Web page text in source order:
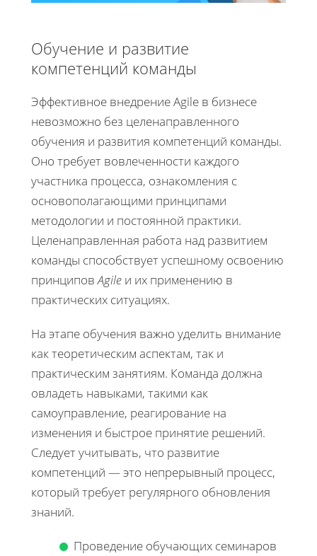
Обучение и развитие
компетенций команды
Эффективное внедрение Agile в бизнесе
невозможно без целенаправленного
обучения и развития компетенций команды.
Оно требует вовлеченности каждого
участника процесса, ознакомления с
основополагающими принципами
методологии и постоянной практики.
Целенаправленная работа над развитием
команды способствует успешному освоению
принциповAgile и их применению в
практических ситуациях.
На этапе обучения важно уделить внимание
как теоретическим аспектам, так и
практическим занятиям. Команда должна
овладеть навыками, такими как
самоуправление, реагирование на
изменения и быстрое принятие решений.
Следует учитывать, что развитие
компетенций — это непрерывный процесс,
который требует регулярного обновления
знаний.
Проведение обучающих семинаров